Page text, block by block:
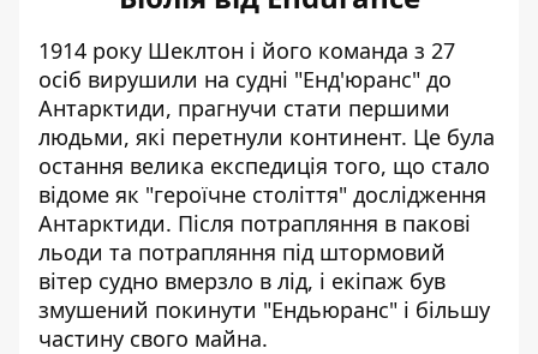
1914 року Шеклтон і його команда з 27
осіб вирушили на судні "Енд'юранс" до
Антарктиди, прагнучи стати першими
людьми, які перетнули континент. Це була
остання велика експедиція того, що стало
відоме як "героїчне століття" дослідження
Антарктиди. Після потрапляння в пакові
льоди та потрапляння під штормовий
вітер судно вмерзло в лід, і екіпаж був
змушений покинути "Ендьюранс" і більшу
частину свого майна.